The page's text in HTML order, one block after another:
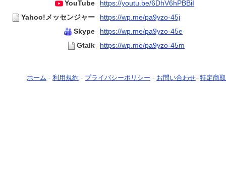
YouTube
https://youtu.be/6DhV6hPBBiI
Yahoo!メッセンジャー
https://wp.me/pa9yzo-45j
Skype
https://wp.me/pa9yzo-45e
Gtalk
https://wp.me/pa9yzo-45m
ホーム - 利用規約 - プライバシーポリシー - お問い合わせ- 特定商